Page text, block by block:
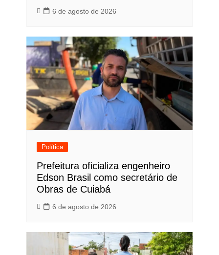
6 de agosto de 2026
Política
Prefeitura oficializa engenheiro
Edson Brasil como secretário de
Obras de Cuiabá
6 de agosto de 2026